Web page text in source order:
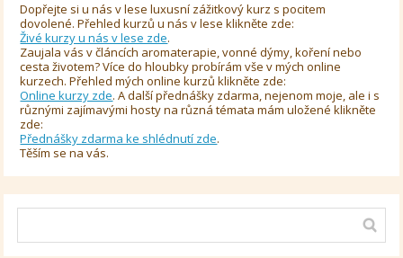
Dopřejte si u nás v lese luxusní zážitkový kurz s pocitem
dovolené. Přehled kurzů u nás v lese klikněte zde:
Živé kurzy u nás v lese zde.
Zaujala vás v článcích aromaterapie, vonné dýmy, koření nebo
cesta životem? Více do hloubky probírám vše v mých online
kurzech. Přehled mých online kurzů klikněte zde:
Online kurzy zde. A další přednášky zdarma, nejenom moje, ale i s
různými zajímavými hosty na různá témata mám uložené klikněte
zde:
Přednášky zdarma ke shlédnutí zde.
Těším se na vás.